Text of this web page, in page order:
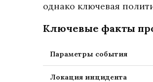
однако ключевая
Ключевые факты
Параметры события
Локация инцидента